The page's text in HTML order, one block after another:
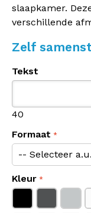
slaapkamer.
verschillende
Zelf
Tekst
40
Formaat
Kleur